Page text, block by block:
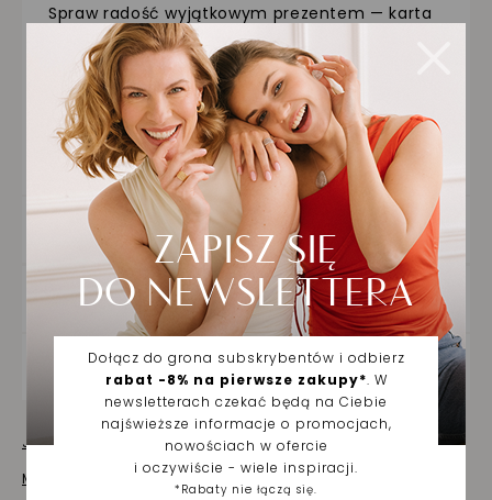
Spraw radość wyjątkowym prezentem — karta
podarunkowa o wartości 1000 PLN od Jubiler
Schubert to luksusowy upominek, który można
zrealizować zarówno online, jak i w salonach
stacjonarnych. Ważna przez rok od daty
zakupu, karta daje czas na wybór biżuterii
idealnie dopasowanej do gustu obdarowanej
osoby.
SZCZEGÓŁY PRODUKTU
DOSTAWA ORAZ ZWROTY
ZAKUPY NA RATY
Jak dbać o biżuterię
Masz pytania? Zapytaj!